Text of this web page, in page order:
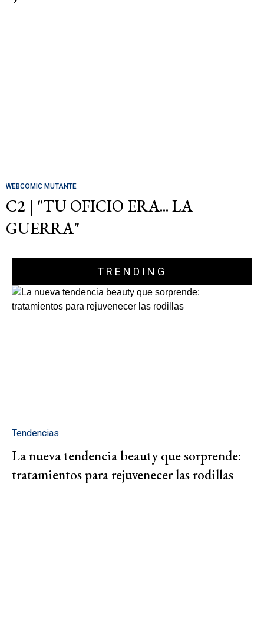
WEBCOMIC MUTANTE
C2 | "TU OFICIO ERA... LA
GUERRA"
TRENDING
Tendencias
La nueva tendencia beauty que sorprende:
tratamientos para rejuvenecer las rodillas